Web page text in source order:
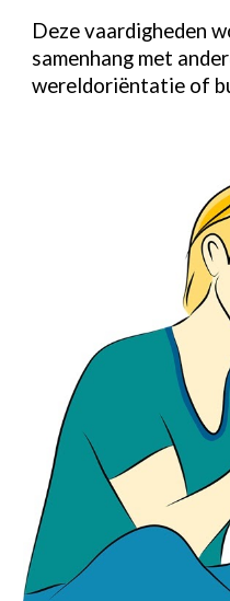
Deze vaardigheden
samenhang met
wereldoriëntatie of